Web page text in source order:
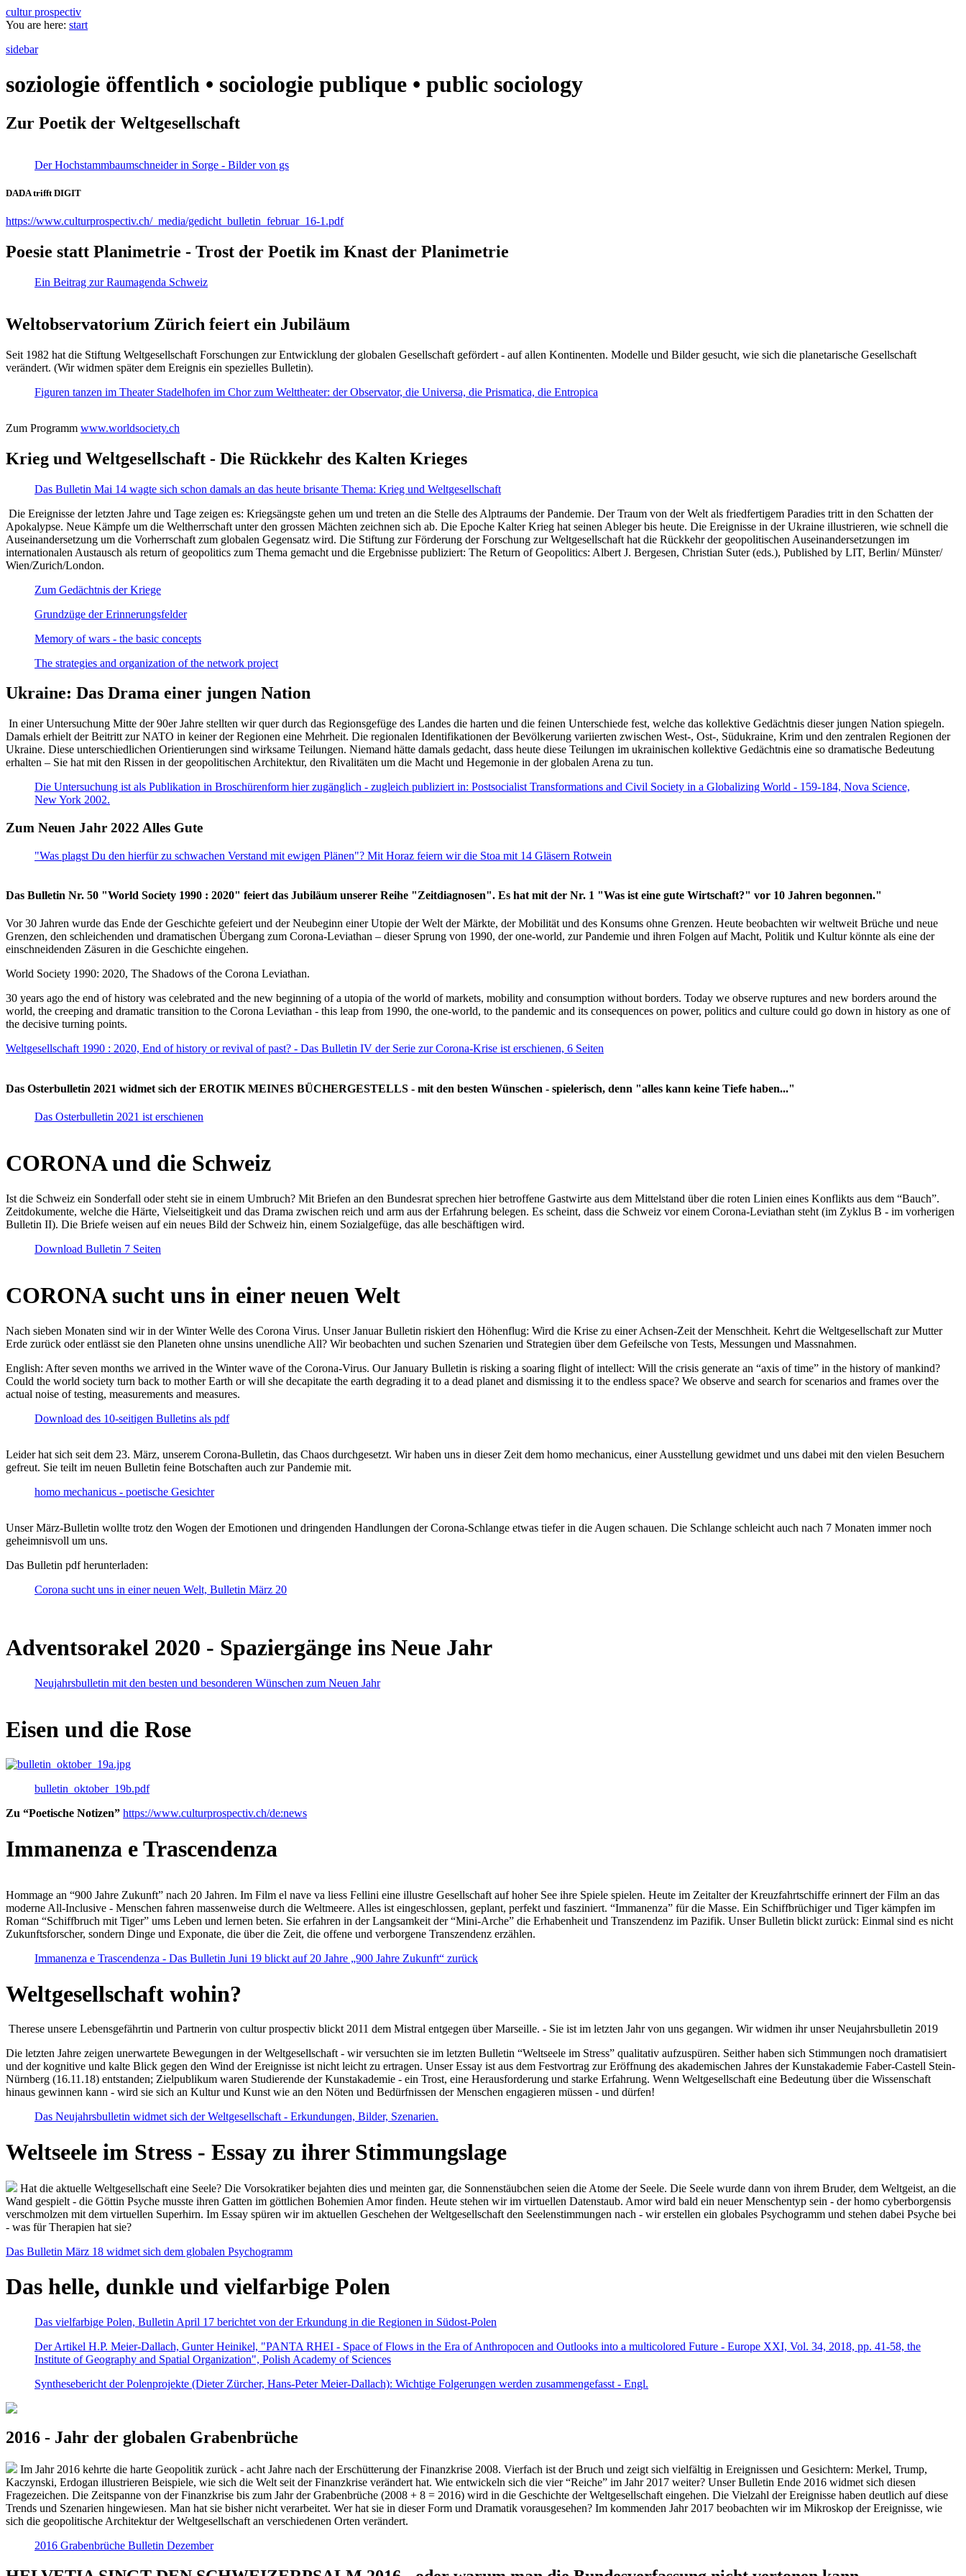
cultur prospectiv
You are here: start
sidebar
soziologie öffentlich • sociologie publique • public sociology
Zur Poetik der Weltgesellschaft
Der Hochstammbaumschneider in Sorge - Bilder von gs
DADA trifft DIGIT
https://www.culturprospectiv.ch/_media/gedicht_bulletin_februar_16-1.pdf
Poesie statt Planimetrie - Trost der Poetik im Knast der Planimetrie
Ein Beitrag zur Raumagenda Schweiz
Weltobservatorium Zürich feiert ein Jubiläum
Seit 1982 hat die Stiftung Weltgesellschaft Forschungen zur Entwicklung der globalen Gesellschaft gefördert - auf allen Kontinenten. Modelle und Bilder gesucht, wie sich die planetarische Gesellschaft
verändert. (Wir widmen später dem Ereignis ein spezielles Bulletin).
Figuren tanzen im Theater Stadelhofen im Chor zum Welttheater: der Observator, die Universa, die Prismatica, die Entropica
Zum Programm www.worldsociety.ch
Krieg und Weltgesellschaft - Die Rückkehr des Kalten Krieges
Das Bulletin Mai 14 wagte sich schon damals an das heute brisante Thema: Krieg und Weltgesellschaft
Die Ereignisse der letzten Jahre und Tage zeigen es: Kriegsängste gehen um und treten an die Stelle des Alptraums der Pandemie. Der Traum von der Welt als friedfertigem Paradies tritt in den Schatten der
Apokalypse. Neue Kämpfe um die Weltherrschaft unter den grossen Mächten zeichnen sich ab. Die Epoche Kalter Krieg hat seinen Ableger bis heute. Die Ereignisse in der Ukraine illustrieren, wie schnell die
Auseinandersetzung um die Vorherrschaft zum globalen Gegensatz wird. Die Stiftung zur Förderung der Forschung zur Weltgesellschaft hat die Rückkehr der geopolitischen Auseinandersetzungen im
internationalen Austausch als return of geopolitics zum Thema gemacht und die Ergebnisse publiziert: The Return of Geopolitics: Albert J. Bergesen, Christian Suter (eds.), Published by LIT, Berlin/ Münster/
Wien/Zurich/London.
Zum Gedächtnis der Kriege
Grundzüge der Erinnerungsfelder
Memory of wars - the basic concepts
The strategies and organization of the network project
Ukraine: Das Drama einer jungen Nation
In einer Untersuchung Mitte der 90er Jahre stellten wir quer durch das Regionsgefüge des Landes die harten und die feinen Unterschiede fest, welche das kollektive Gedächtnis dieser jungen Nation spiegeln.
Damals erhielt der Beitritt zur NATO in keiner der Regionen eine Mehrheit. Die regionalen Identifikationen der Bevölkerung variierten zwischen West-, Ost-, Südukraine, Krim und den zentralen Regionen der
Ukraine. Diese unterschiedlichen Orientierungen sind wirksame Teilungen. Niemand hätte damals gedacht, dass heute diese Teilungen im ukrainischen kollektive Gedächtnis eine so dramatische Bedeutung
erhalten – Sie hat mit den Rissen in der geopolitischen Architektur, den Rivalitäten um die Macht und Hegemonie in der globalen Arena zu tun.
Die Untersuchung ist als Publikation in Broschürenform hier zugänglich - zugleich publiziert in: Postsocialist Transformations and Civil Society in a Globalizing World - 159-184, Nova Science,
New York 2002.
Zum Neuen Jahr 2022 Alles Gute
"Was plagst Du den hierfür zu schwachen Verstand mit ewigen Plänen"? Mit Horaz feiern wir die Stoa mit 14 Gläsern Rotwein
Das Bulletin Nr. 50 "World Society 1990 : 2020" feiert das Jubiläum unserer Reihe "Zeitdiagnosen". Es hat mit der Nr. 1 "Was ist eine gute Wirtschaft?" vor 10 Jahren begonnen."
Vor 30 Jahren wurde das Ende der Geschichte gefeiert und der Neubeginn einer Utopie der Welt der Märkte, der Mobilität und des Konsums ohne Grenzen. Heute beobachten wir weltweit Brüche und neue
Grenzen, den schleichenden und dramatischen Übergang zum Corona-Leviathan – dieser Sprung von 1990, der one-world, zur Pandemie und ihren Folgen auf Macht, Politik und Kultur könnte als eine der
einschneidenden Zäsuren in die Geschichte eingehen.
World Society 1990: 2020, The Shadows of the Corona Leviathan.
30 years ago the end of history was celebrated and the new beginning of a utopia of the world of markets, mobility and consumption without borders. Today we observe ruptures and new borders around the
world, the creeping and dramatic transition to the Corona Leviathan - this leap from 1990, the one-world, to the pandemic and its consequences on power, politics and culture could go down in history as one of
the decisive turning points.
Weltgesellschaft 1990 : 2020, End of history or revival of past? - Das Bulletin IV der Serie zur Corona-Krise ist erschienen, 6 Seiten
Das Osterbulletin 2021 widmet sich der EROTIK MEINES BÜCHERGESTELLS - mit den besten Wünschen - spielerisch, denn "alles kann keine Tiefe haben..."
Das Osterbulletin 2021 ist erschienen
CORONA und die Schweiz
Ist die Schweiz ein Sonderfall oder steht sie in einem Umbruch? Mit Briefen an den Bundesrat sprechen hier betroffene Gastwirte aus dem Mittelstand über die roten Linien eines Konflikts aus dem “Bauch”.
Zeitdokumente, welche die Härte, Vielseitigkeit und das Drama zwischen reich und arm aus der Erfahrung belegen. Es scheint, dass die Schweiz vor einem Corona-Leviathan steht (im Zyklus B - im vorherigen
Bulletin II). Die Briefe weisen auf ein neues Bild der Schweiz hin, einem Sozialgefüge, das alle beschäftigen wird.
Download Bulletin 7 Seiten
CORONA sucht uns in einer neuen Welt
Nach sieben Monaten sind wir in der Winter Welle des Corona Virus. Unser Januar Bulletin riskiert den Höhenflug: Wird die Krise zu einer Achsen-Zeit der Menschheit. Kehrt die Weltgesellschaft zur Mutter
Erde zurück oder entlässt sie den Planeten ohne unsins unendliche All? Wir beobachten und suchen Szenarien und Strategien über dem Gefeilsche von Tests, Messungen und Massnahmen.
English: After seven months we arrived in the Winter wave of the Corona-Virus. Our January Bulletin is risking a soaring flight of intellect: Will the crisis generate an “axis of time” in the history of mankind?
Could the world society turn back to mother Earth or will she decapitate the earth degrading it to a dead planet and dismissing it to the endless space? We observe and search for scenarios and frames over the
actual noise of testing, measurements and measures.
Download des 10-seitigen Bulletins als pdf
Leider hat sich seit dem 23. März, unserem Corona-Bulletin, das Chaos durchgesetzt. Wir haben uns in dieser Zeit dem homo mechanicus, einer Ausstellung gewidmet und uns dabei mit den vielen Besuchern
gefreut. Sie teilt im neuen Bulletin feine Botschaften auch zur Pandemie mit.
homo mechanicus - poetische Gesichter
Unser März-Bulletin wollte trotz den Wogen der Emotionen und dringenden Handlungen der Corona-Schlange etwas tiefer in die Augen schauen. Die Schlange schleicht auch nach 7 Monaten immer noch
geheimnisvoll um uns.
Das Bulletin pdf herunterladen:
Corona sucht uns in einer neuen Welt, Bulletin März 20
Adventsorakel 2020 - Spaziergänge ins Neue Jahr
Neujahrsbulletin mit den besten und besonderen Wünschen zum Neuen Jahr
Eisen und die Rose
bulletin_oktober_19b.pdf
Zu “Poetische Notizen” https://www.culturprospectiv.ch/de:news
Immanenza e Trascendenza
Hommage an “900 Jahre Zukunft” nach 20 Jahren. Im Film el nave va liess Fellini eine illustre Gesellschaft auf hoher See ihre Spiele spielen. Heute im Zeitalter der Kreuzfahrtschiffe erinnert der Film an das
moderne All-Inclusive - Menschen fahren massenweise durch die Weltmeere. Alles ist eingeschlossen, geplant, perfekt und fasziniert. “Immanenza” für die Masse. Ein Schiffbrüchiger und Tiger kämpfen im
Roman “Schiffbruch mit Tiger” ums Leben und lernen beten. Sie erfahren in der Langsamkeit der “Mini-Arche” die Erhabenheit und Transzendenz im Pazifik. Unser Bulletin blickt zurück: Einmal sind es nicht
Zukunftsforscher, sondern Dinge und Exponate, die über die Zeit, die offene und verborgene Transzendenz erzählen.
Immanenza e Trascendenza - Das Bulletin Juni 19 blickt auf 20 Jahre „900 Jahre Zukunft“ zurück
Weltgesellschaft wohin?
Therese unsere Lebensgefährtin und Partnerin von cultur prospectiv blickt 2011 dem Mistral entgegen über Marseille. - Sie ist im letzten Jahr von uns gegangen. Wir widmen ihr unser Neujahrsbulletin 2019
Die letzten Jahre zeigen unerwartete Bewegungen in der Weltgesellschaft - wir versuchten sie im letzten Bulletin “Weltseele im Stress” qualitativ aufzuspüren. Seither haben sich Stimmungen noch dramatisiert
und der kognitive und kalte Blick gegen den Wind der Ereignisse ist nicht leicht zu ertragen. Unser Essay ist aus dem Festvortrag zur Eröffnung des akademischen Jahres der Kunstakademie Faber-Castell Stein-
Nürnberg (16.11.18) entstanden; Zielpublikum waren Studierende der Kunstakademie - ein Trost, eine Herausforderung und starke Erfahrung. Wenn Weltgesellschaft eine Bedeutung über die Wissenschaft
hinaus gewinnen kann - wird sie sich an Kultur und Kunst wie an den Nöten und Bedürfnissen der Menschen engagieren müssen - und dürfen!
Das Neujahrsbulletin widmet sich der Weltgesellschaft - Erkundungen, Bilder, Szenarien.
Weltseele im Stress - Essay zu ihrer Stimmungslage
Hat die aktuelle Weltgesellschaft eine Seele? Die Vorsokratiker bejahten dies und meinten gar, die Sonnenstäubchen seien die Atome der Seele. Die Seele wurde dann von ihrem Bruder, dem Weltgeist, an die
Wand gespielt - die Göttin Psyche musste ihren Gatten im göttlichen Bohemien Amor finden. Heute stehen wir im virtuellen Datenstaub. Amor wird bald ein neuer Menschentyp sein - der homo cyberborgensis
verschmolzen mit dem virtuellen Superhirn. Im Essay spüren wir im aktuellen Geschehen der Weltgesellschaft den Seelenstimmungen nach - wir erstellen ein globales Psychogramm und stehen dabei Psyche bei
- was für Therapien hat sie?
Das Bulletin März 18 widmet sich dem globalen Psychogramm
Das helle, dunkle und vielfarbige Polen
Das vielfarbige Polen, Bulletin April 17 berichtet von der Erkundung in die Regionen in Südost-Polen
Der Artikel H.P. Meier-Dallach, Gunter Heinikel, "PANTA RHEI - Space of Flows in the Era of Anthropocen and Outlooks into a multicolored Future - Europe XXI, Vol. 34, 2018, pp. 41-58, the
Institute of Geography and Spatial Organization", Polish Academy of Sciences
Synthesebericht der Polenprojekte (Dieter Zürcher, Hans-Peter Meier-Dallach): Wichtige Folgerungen werden zusammengefasst - Engl.
2016 - Jahr der globalen Grabenbrüche
Im Jahr 2016 kehrte die harte Geopolitik zurück - acht Jahre nach der Erschütterung der Finanzkrise 2008. Vierfach ist der Bruch und zeigt sich vielfältig in Ereignissen und Gesichtern: Merkel, Trump,
Kaczynski, Erdogan illustrieren Beispiele, wie sich die Welt seit der Finanzkrise verändert hat. Wie entwickeln sich die vier “Reiche” im Jahr 2017 weiter? Unser Bulletin Ende 2016 widmet sich diesen
Fragezeichen. Die Zeitspanne von der Finanzkrise bis zum Jahr der Grabenbrüche (2008 + 8 = 2016) wird in die Geschichte der Weltgesellschaft eingehen. Die Vielzahl der Ereignisse haben deutlich auf diese
Trends und Szenarien hingewiesen. Man hat sie bisher nicht verarbeitet. Wer hat sie in dieser Form und Dramatik vorausgesehen? Im kommenden Jahr 2017 beobachten wir im Mikroskop der Ereignisse, wie
sich die geopolitische Architektur der Weltgesellschaft an verschiedenen Orten verändert.
2016 Grabenbrüche Bulletin Dezember